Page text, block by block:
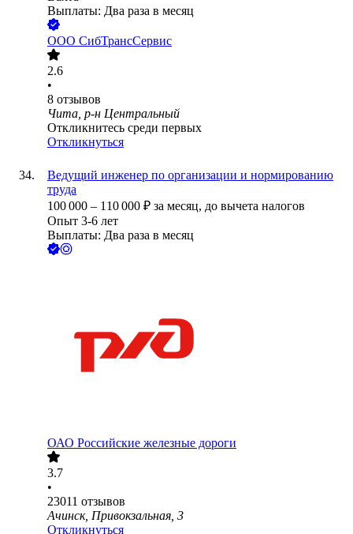
Выплаты: Два раза в месяц
ООО СибТрансСервис
2.6
•
8 отзывов
Чита, р-н Центральный
Откликнитесь среди первых
Откликнуться
Ведущий инженер по организации и нормированию
труда
100 000 – 110 000 ₽ за месяц, до вычета налогов
Опыт 3-6 лет
Выплаты: Два раза в месяц
ОАО Российские железные дороги
3.7
•
23011 отзывов
Ачинск, Привокзальная, 3
Откликнуться